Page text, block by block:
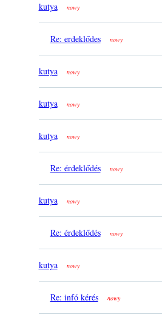
kutya nowy
Re: erdeklődes nowy
kutya nowy
kutya nowy
kutya nowy
Re: érdeklődés nowy
kutya nowy
Re: érdeklődés nowy
kutya nowy
Re: infó kérés nowy